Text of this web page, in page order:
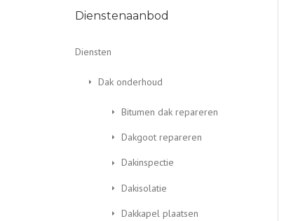
Dienstenaanbod
Diensten
Dak onderhoud
Bitumen dak repareren
Dakgoot repareren
Dakinspectie
Dakisolatie
Dakkapel plaatsen